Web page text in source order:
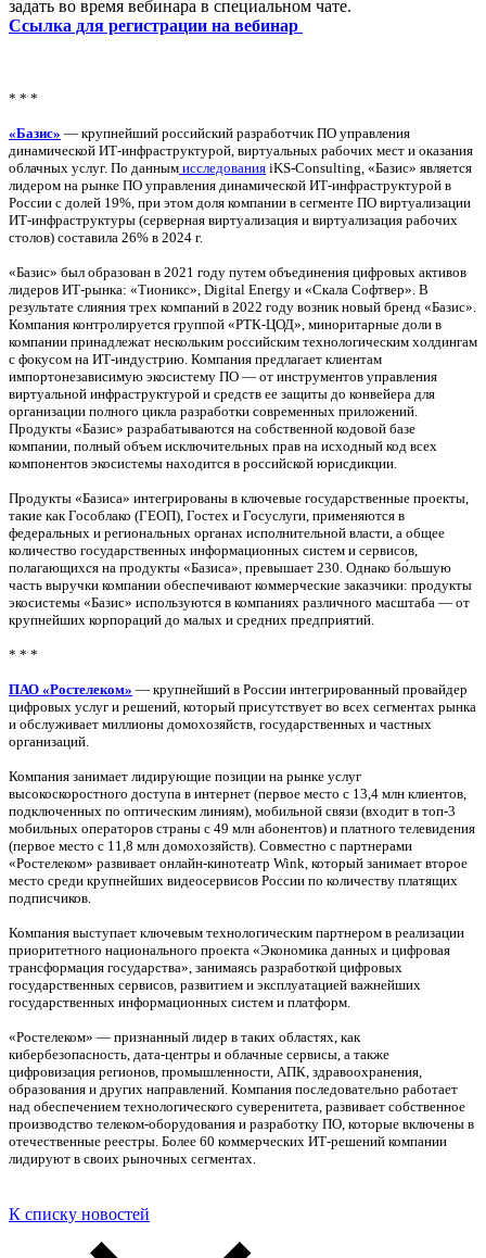
задать во время вебинара в специальном чате.
Ссылка для регистрации на вебинар
* * *
«Базис» — крупнейший российский разработчик ПО управления
динамической ИТ-инфраструктурой, виртуальных рабочих мест и оказания
облачных услуг. По данным исследования iKS-Consulting, «Базис» является
лидером на рынке ПО управления динамической ИТ-инфраструктурой в
России с долей 19%, при этом доля компании в сегменте ПО виртуализации
ИТ-инфраструктуры (серверная виртуализация и виртуализация рабочих
столов) составила 26% в 2024 г.
«Базис» был образован в 2021 году путем объединения цифровых активов
лидеров ИТ-рынка: «Тионикс», Digital Energy и «Скала Софтвер». В
результате слияния трех компаний в 2022 году возник новый бренд «Базис».
Компания контролируется группой «РТК-ЦОД», миноритарные доли в
компании принадлежат нескольким российским технологическим холдингам
с фокусом на ИТ-индустрию. Компания предлагает клиентам
импортонезависимую экосистему ПО — от инструментов управления
виртуальной инфраструктурой и средств ее защиты до конвейера для
организации полного цикла разработки современных приложений.
Продукты «Базис» разрабатываются на собственной кодовой базе
компании, полный объем исключительных прав на исходный код всех
компонентов экосистемы находится в российской юрисдикции.
Продукты «Базиса» интегрированы в ключевые государственные проекты,
такие как Гособлако (ГЕОП), Гостех и Госуслуги, применяются в
федеральных и региональных органах исполнительной власти, а общее
количество государственных информационных систем и сервисов,
полагающихся на продукты «Базиса», превышает 230. Однако бо́льшую
часть выручки компании обеспечивают коммерческие заказчики: продукты
экосистемы «Базис» используются в компаниях различного масштаба — от
крупнейших корпораций до малых и средних предприятий.
* * *
ПАО «Ростелеком» — крупнейший в России интегрированный провайдер
цифровых услуг и решений, который присутствует во всех сегментах рынка
и обслуживает миллионы домохозяйств, государственных и частных
организаций.
Компания занимает лидирующие позиции на рынке услуг
высокоскоростного доступа в интернет (первое место с 13,4 млн клиентов,
подключенных по оптическим линиям), мобильной связи (входит в топ-3
мобильных операторов страны с 49 млн абонентов) и платного телевидения
(первое место с 11,8 млн домохозяйств). Совместно с партнерами
«Ростелеком» развивает онлайн-кинотеатр Wink, который занимает второе
место среди крупнейших видеосервисов России по количеству платящих
подписчиков.
Компания выступает ключевым технологическим партнером в реализации
приоритетного национального проекта «Экономика данных и цифровая
трансформация государства», занимаясь разработкой цифровых
государственных сервисов, развитием и эксплуатацией важнейших
государственных информационных систем и платформ.
«Ростелеком» — признанный лидер в таких областях, как
кибербезопасность, дата-центры и облачные сервисы, а также
цифровизация регионов, промышленности, АПК, здравоохранения,
образования и других направлений. Компания последовательно работает
над обеспечением технологического суверенитета, развивает собственное
производство телеком-оборудования и разработку ПО, которые включены в
отечественные реестры. Более 60 коммерческих ИТ-решений компании
лидируют в своих рыночных сегментах.
К списку новостей